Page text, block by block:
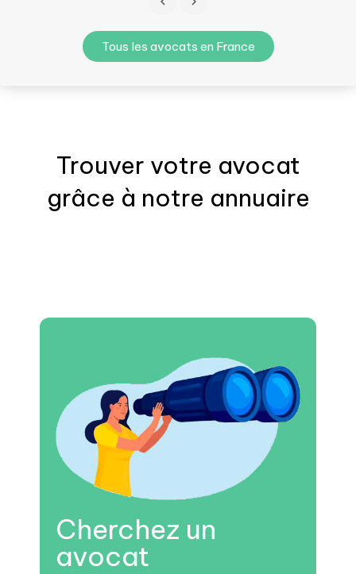
Tous les avocats en France
Trouver votre avocat
grâce à notre annuaire
Cherchez un
avocat